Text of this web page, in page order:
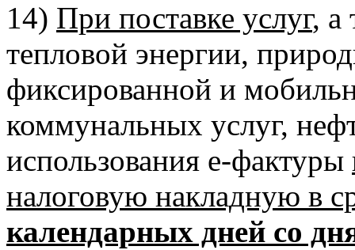
14) При поставке услуг, а
тепловой энергии,
фиксированной и
коммунальных услуг,
использования е-фактуры
налоговую накладную в
календарных дней со